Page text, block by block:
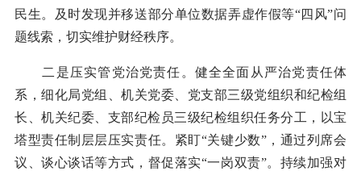
民生。及时发现并移送部分单位数据弄虚作假等“四风”问
题线索，切实维护财经秩序。
二是压实管党治党责任。健全全面从严治党责任体
系，细化局党组、机关党委、党支部三级党组织和纪检组
长、机关纪委、支部纪检员三级纪检组织任务分工，以宝
塔型责任制层层压实责任。紧盯“关键少数”，通过列席会
议、谈心谈话等方式，督促落实“一岗双责”。持续加强对